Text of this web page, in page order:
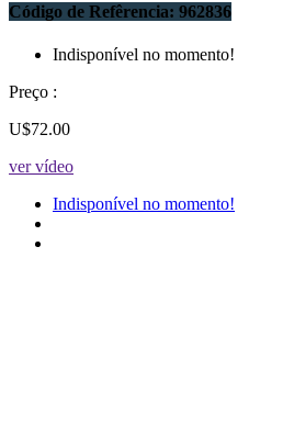
Código de Refêrencia: 962836
Indisponível no momento!
Preço :
U$72.00
ver vídeo
Indisponível no momento!